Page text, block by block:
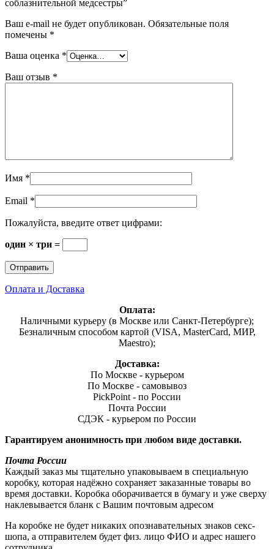
соблазнительной медсестры”
Ваш e-mail не будет опубликован. Обязательные поля
помечены *
Ваша оценка *
Ваш отзыв *
Имя *
Email *
Пожалуйста, введите ответ цифрами:
один × три =
Оплата и Доставка
Оплата:
Наличными курьеру (в Москве или Санкт-Петербурге);
Безналичным способом картой (VISA, MasterCard, МИР,
Maestro);
Доставка:
По Москве - курьером
По Москве - самовывоз
PickPoint - по России
Почта России
СДЭК - курьером по России
Гарантируем анонимность при любом виде доставки.
Почта России
Каждый заказ мы тщательно упаковываем в специальную
коробку, которая надёжно сохраняет заказанные товары во
время доставки. Коробка оборачивается в бумагу и уже сверху
наклевывается бланк с Вашим почтовым адресом
На коробке не будет никаких опознавательных знаков секс-
шопа, а отправителем будет физ. лицо ФИО и адрес нашего